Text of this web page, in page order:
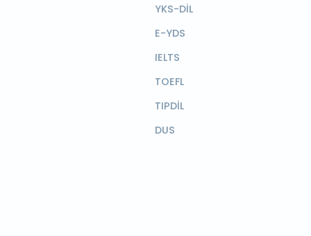
YKS-DİL
E-YDS
IELTS
TOEFL
TIPDİL
DUS